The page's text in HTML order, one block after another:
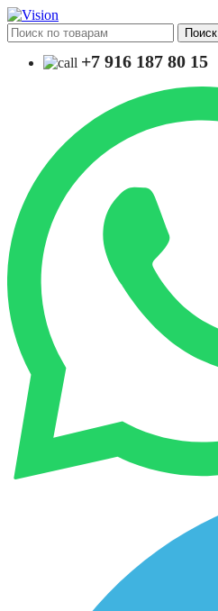
Поиск
+7 916 187 80 15